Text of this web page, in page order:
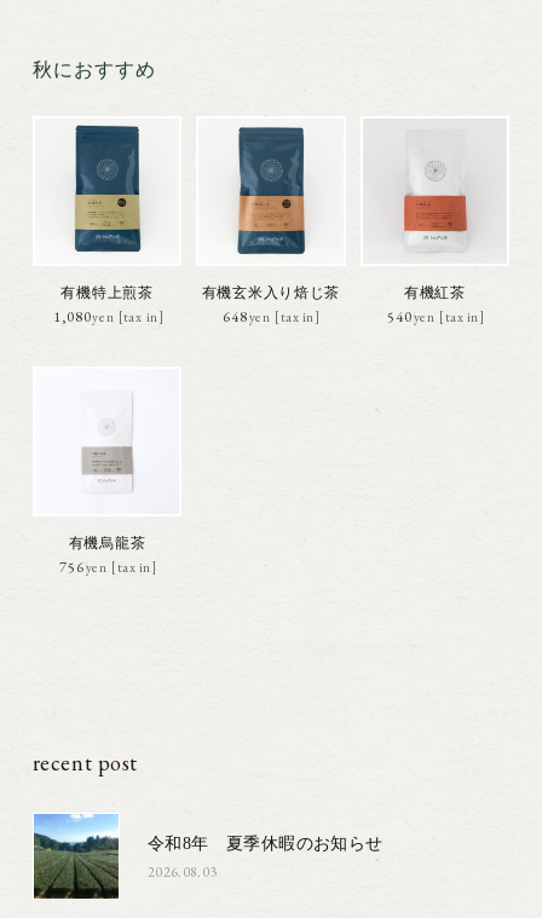
秋におすすめ
有機特上煎茶
1,080円(税込)
有機玄米入り焙じ茶
648円(税込)
有機紅茶
540円(税込)
有機烏龍茶
756円(税込)
recent post
令和8年 夏季休暇のお知らせ
2026.08.03